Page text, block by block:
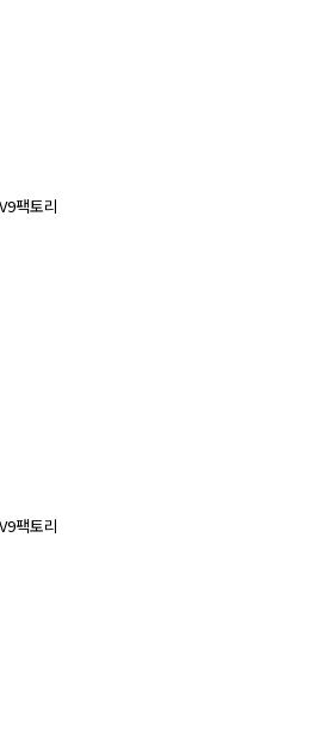
팩토리
팩토리